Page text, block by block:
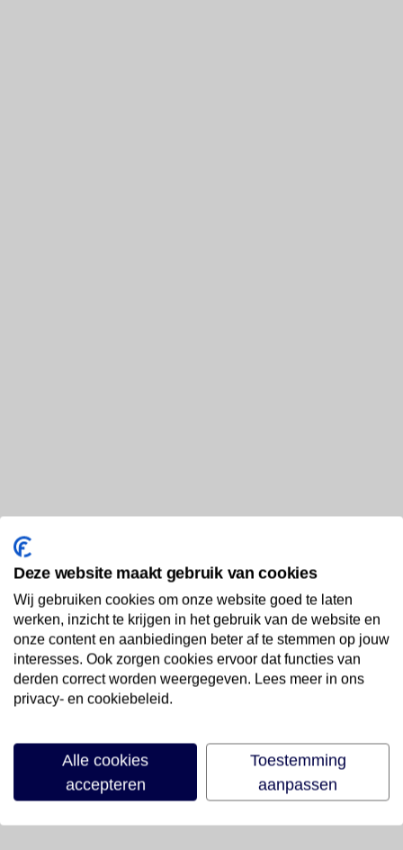
Deze website maakt gebruik van cookies
Wij gebruiken cookies om onze website goed te laten
werken, inzicht te krijgen in het gebruik van de website en
onze content en aanbiedingen beter af te stemmen op jouw
interesses. Ook zorgen cookies ervoor dat functies van
derden correct worden weergegeven. Lees meer in ons
privacy- en cookiebeleid.
Alle cookies
accepteren
Toestemming
aanpassen